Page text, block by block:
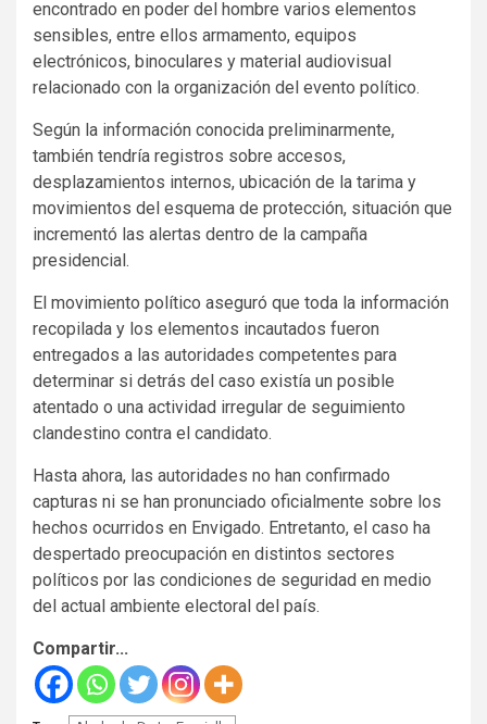
encontrado en poder del hombre varios elementos
sensibles, entre ellos armamento, equipos
electrónicos, binoculares y material audiovisual
relacionado con la organización del evento político.
Según la información conocida preliminarmente,
también tendría registros sobre accesos,
desplazamientos internos, ubicación de la tarima y
movimientos del esquema de protección, situación que
incrementó las alertas dentro de la campaña
presidencial.
El movimiento político aseguró que toda la información
recopilada y los elementos incautados fueron
entregados a las autoridades competentes para
determinar si detrás del caso existía un posible
atentado o una actividad irregular de seguimiento
clandestino contra el candidato.
Hasta ahora, las autoridades no han confirmado
capturas ni se han pronunciado oficialmente sobre los
hechos ocurridos en Envigado. Entretanto, el caso ha
despertado preocupación en distintos sectores
políticos por las condiciones de seguridad en medio
del actual ambiente electoral del país.
Compartir...